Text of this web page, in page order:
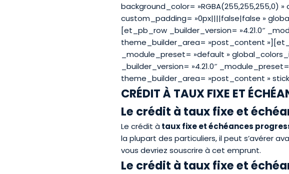
background_color= »RGBA(255,255,255,0)
custom_padding= »0px||||false|false »
[et_pb_row _builder_version= »4.21.0″
theme_builder_area= »post_content
_module_preset= »default »
_builder_version= »4.21.0″
theme_builder_area= »post_content »
CRÉDIT À TAUX FIXE ET
Le crédit à taux fixe et
Le crédit à taux fixe et échéances
la plupart des particuliers, il peut s’avérer
vous devriez souscrire à cet emprunt.
Le crédit à taux fixe et